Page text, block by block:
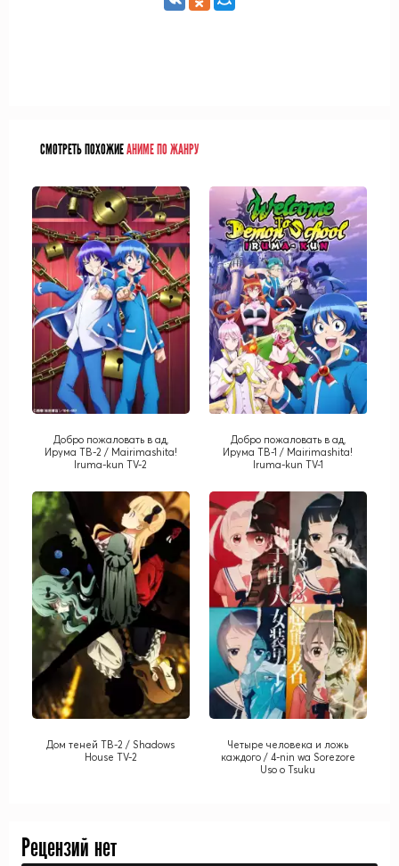
СМОТРЕТЬ ПОХОЖИЕАНИМЕ ПО ЖАНРУ
Добро пожаловать в ад,
Ирума ТВ-2 / Mairimashita!
Iruma-kun TV-2
Добро пожаловать в ад,
Ирума ТВ-1 / Mairimashita!
Iruma-kun TV-1
Дом теней ТВ-2 / Shadows
House TV-2
Четыре человека и ложь
каждого / 4-nin wa Sorezore
Uso o Tsuku
Рецензий нет